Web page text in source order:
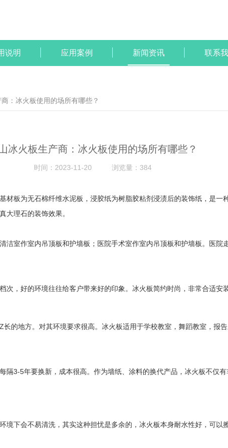
说明 应用案例 新闻资讯 联系
：冰火板使用的场所有哪些？
冰火板生产商：冰火板使用的场所有哪些？
时间： 2023-11-20 浏览量： 384
材板为无石棉纤维水泥板，浸胶纸为树脂胶粘剂浸渍后的装饰纸，是一
大理石的装饰效果。
洁室作室内吊顶板和护墙板；医院手术室作室内吊顶板和护墙板。医院
次，好的环境往往给客户带来好的印象。冰火板简约时尚，非常合适安
的地方。对其环境要求很高。冰火板适用于学校教室，舞蹈教室，报
隔3-5年要换新，成本很高。作为墙纸、涂料的换代产品，冰火板不仅
境下会不易清洗，其实这种担忧是多余的，冰火板本身耐水性好，可以擦